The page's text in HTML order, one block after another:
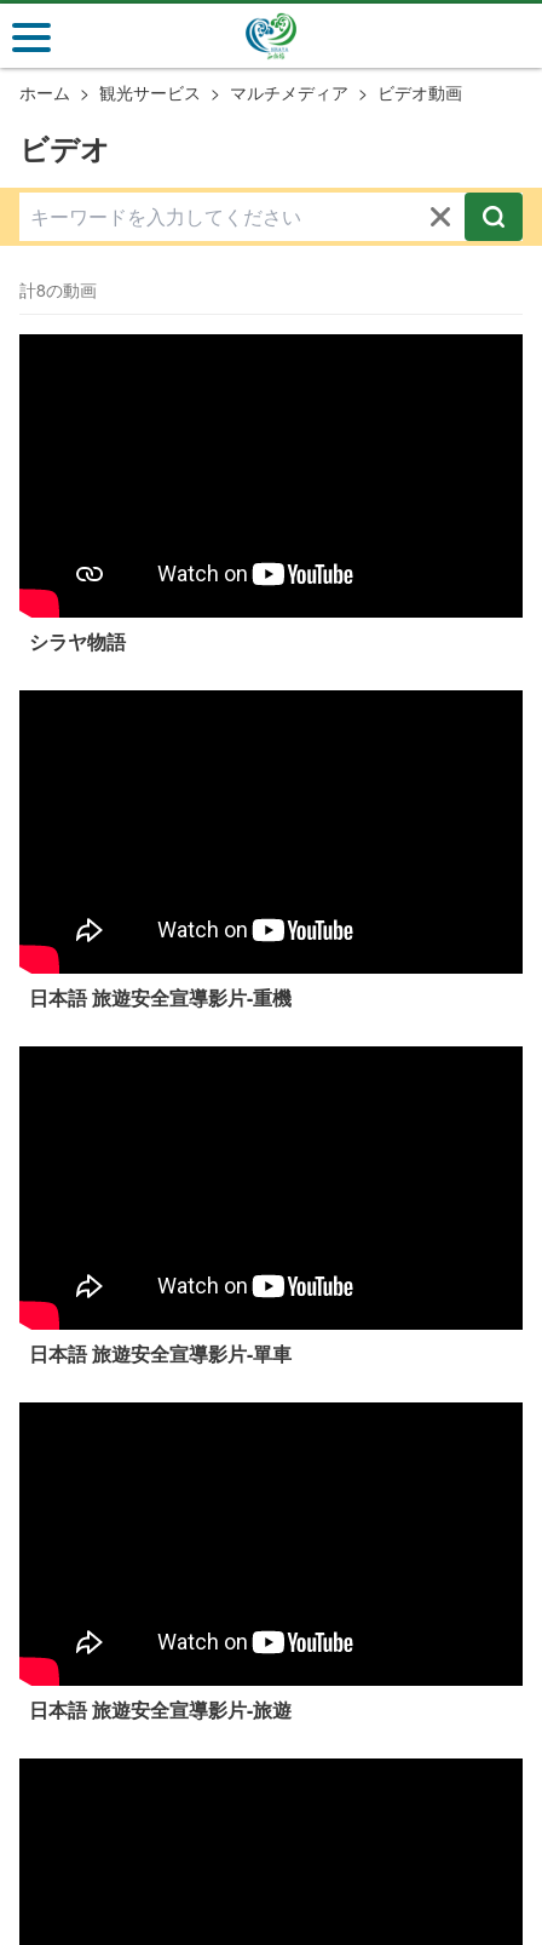
メ
イ
ン
ン
セ
ホーム 観光サービス マルチメディア ビデオ動画
ビデオ
計8の動画
シラヤ物語
日本語 旅遊安全宣導影片-重機
日本語 旅遊安全宣導影片-單車
日本語 旅遊安全宣導影片-旅遊